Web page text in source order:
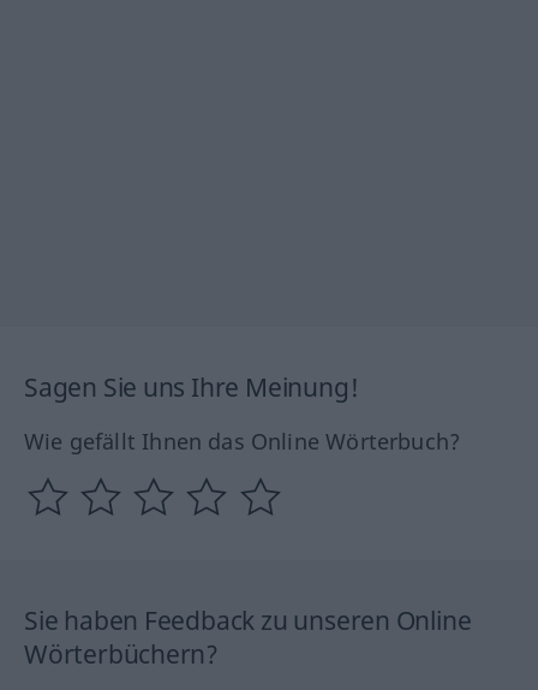
Sagen Sie uns Ihre Meinung!
Wie gefällt Ihnen das Online Wörterbuch?
Sie haben Feedback zu unseren Online
Wörterbüchern?